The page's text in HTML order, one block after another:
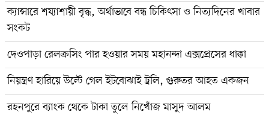
ক্যান্সারে শয্যাশায়ী বৃদ্ধ, অর্থাভাবে বন্ধ চিকিৎসা ও নিত্যদিনের খাবার
সংকট
দেওপাড়া রেলক্রসিং পার হওয়ার সময় মহানন্দা এক্সপ্রেসের ধাক্কা
নিয়ন্ত্রণ হারিয়ে উল্টে গেল ইটবোঝাই ট্রলি, গুরুতর আহত একজন
রহনপুরে ব্যাংক থেকে টাকা তুলে নিখোঁজ মাসুদ আলম